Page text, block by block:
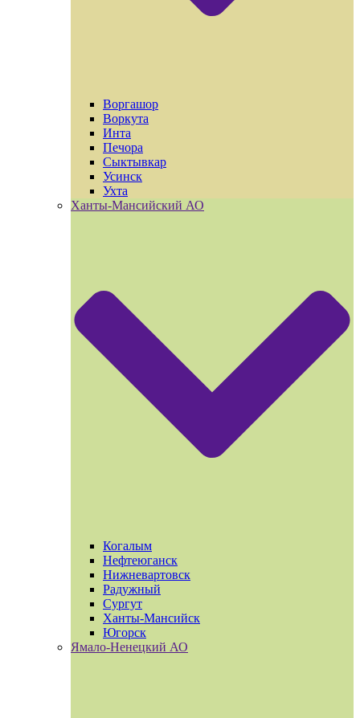
Воргашор
Воркута
Инта
Печора
Сыктывкар
Усинск
Ухта
Ханты-Мансийский АО
Когалым
Нефтеюганск
Нижневартовск
Радужный
Сургут
Ханты-Мансийск
Югорск
Ямало-Ненецкий АО